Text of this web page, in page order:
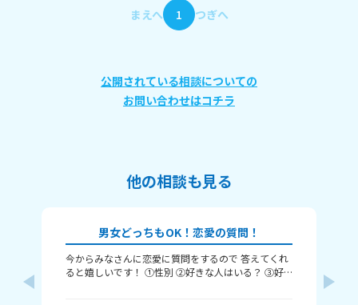
まえへ 1 つぎへ
公開されている相談についての
お問い合わせはコチラ
他の相談も見る
男女どっちもOK！恋愛の質問！
今からみなさんに恋愛に質問をするので 答えてくれ
ると嬉しいです！ ①性別 ②好きな人はいる？ ③好